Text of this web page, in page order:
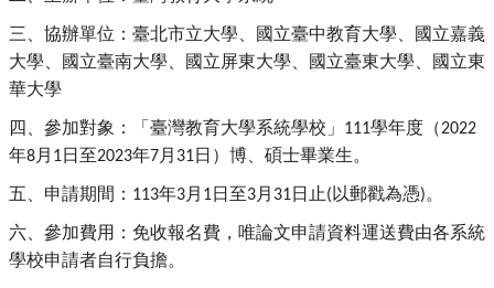
三、協辦單位：臺北市立大學、國立臺中教育大學、國立嘉義
大學、
國立臺南大學、國立屏東大學、國立臺東大學、國立東
華大學
四、參加對象：「臺灣教育大學系統學校」 111學年度（2022
年8月 1日至2023年7月 31日）博、碩士畢業生。
五、申請期間： 113年3月 1日至3月 31日止( 以郵戳為憑)。
六、參加費用：免收報名費， 唯論文申請資料運送費由各系統
學校申請者自行負擔。